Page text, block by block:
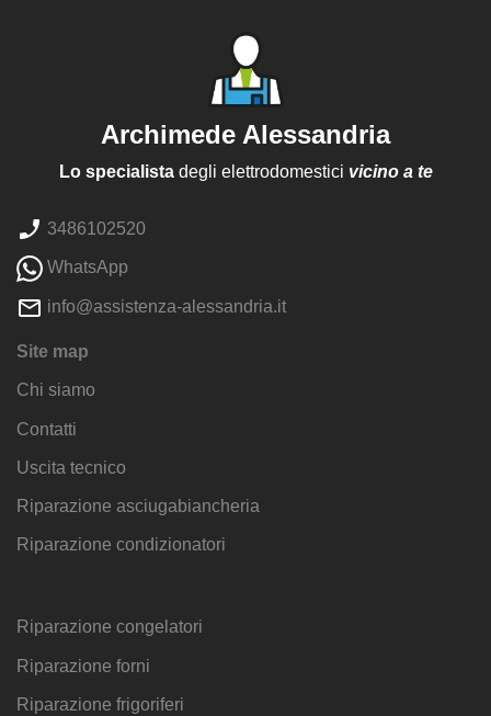
Archimede Alessandria
Lo specialistadegli elettrodomestici vicino a te
3486102520
WhatsApp
info@assistenza-alessandria.it
Site map
Chi siamo
Contatti
Uscita tecnico
Riparazione asciugabiancheria
Riparazione condizionatori
Riparazione congelatori
Riparazione forni
Riparazione frigoriferi